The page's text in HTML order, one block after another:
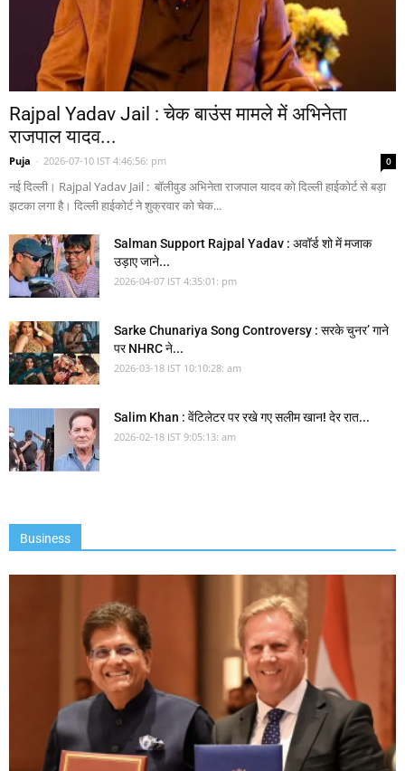
Rajpal Yadav Jail : चेक बाउंस मामले में अभिनेता
राजपाल यादव...
Puja - 2026-07-10 IST 4:46:56: pm 0
नई दिल्ली। Rajpal Yadav Jail : बॉलीवुड अभिनेता राजपाल यादव को दिल्ली हाईकोर्ट से बड़ा
झटका लगा है। दिल्ली हाईकोर्ट ने शुक्रवार को चेक...
Salman Support Rajpal Yadav : अवॉर्ड शो में मजाक
उड़ाए जाने...
2026-04-07 IST 4:35:01: pm
Sarke Chunariya Song Controversy : सरके चुनर’ गाने
पर NHRC ने...
2026-03-18 IST 10:10:28: am
Salim Khan : वेंटिलेटर पर रखे गए सलीम खान! देर रात...
2026-02-18 IST 9:05:13: am
Business